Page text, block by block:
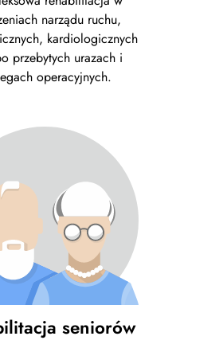
narządu ruchu,
kardiologicznych
przebytych urazach i
operacyjnych.
seniorów